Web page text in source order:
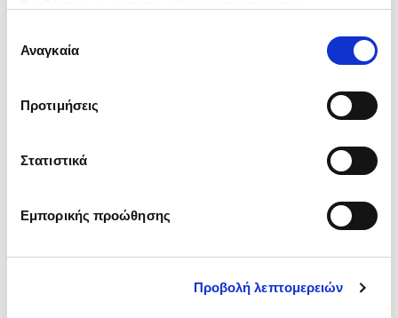
ενδιαφέρουν και να επιλέξετε από τα παρακάτω με την
΄΄και να ενημερωθείτε σχετικά με
συγκατάθεσης
Αναγκαία
Προτιμήσεις
Στατιστικά
Εμπορικής προώθησης
Προβολή λεπτομερειών